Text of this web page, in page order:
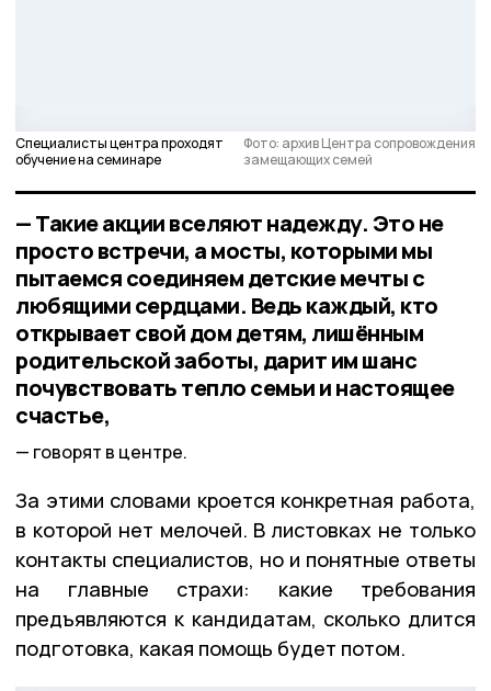
Специалисты центра проходят
обучение на семинаре
Фото: архив Центра сопровождения
замещающих семей
— Такие акции вселяют надежду. Это не
просто встречи, а мосты, которыми мы
пытаемся соединяем детские мечты с
любящими сердцами. Ведь каждый, кто
открывает свой дом детям, лишённым
родительской заботы, дарит им шанс
почувствовать тепло семьи и настоящее
счастье,
говорят в центре.
За этими словами кроется конкретная работа,
в которой нет мелочей. В листовках не только
контакты специалистов, но и понятные ответы
на главные страхи: какие требования
предъявляются к кандидатам, сколько длится
подготовка, какая помощь будет потом.